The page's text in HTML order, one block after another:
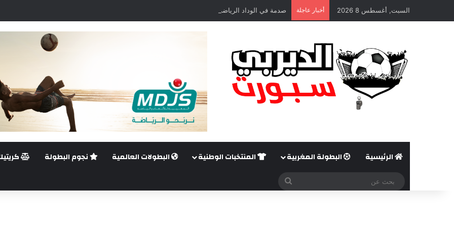
السبت, أغسطس 8 2026 أخبار عاجلة صدمة في الوداد الرياضي.. غيليرمي فيريرا يقترب من الجراحة بعد قطع في الرباط الصليبي
الرئيسية البطولة المغربية المنتخبات الوطنية البطولات العالمية نجوم البطولة